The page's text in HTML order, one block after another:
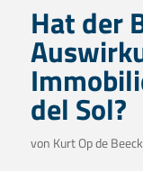
Hat der
del Sol?
von Kurt Op de Beeck